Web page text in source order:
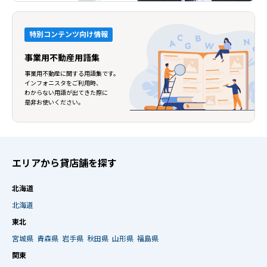
特別コンテンツ向け情報
事業用不動産用語集
事業用不動産に関する用語集です。
インフォニスタをご利用時、
わからない用語が出てきた際に
是非お使いください。
エリアから貸店舗を探す
北海道
北海道
東北
宮城県 青森県 岩手県 秋田県 山形県 福島県
関東